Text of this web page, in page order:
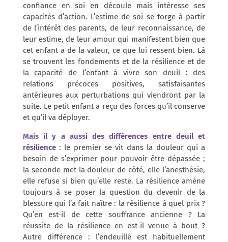
confiance en soi en découle mais intéresse ses
capacités d’action. L’estime de soi se forge à partir
de l’intérêt des parents, de leur reconnaissance, de
leur estime, de leur amour qui manifestent bien que
cet enfant a de la valeur, ce que lui ressent bien. Là
se trouvent les fondements et de la résilience et de
la capacité de l’enfant à vivre son deuil : des
relations précoces positives, satisfaisantes
antérieures aux perturbations qui viendront par la
suite. Le petit enfant a reçu des forces qu’il conserve
et qu’il va déployer.
Mais il y a aussi des différences entre deuil et
résilience: le premier se vit dans la douleur qui a
besoin de s’exprimer pour pouvoir être dépassée ;
la seconde met la douleur de côté, elle l’anesthésie,
elle refuse si bien qu’elle reste. La résilience amène
toujours à se poser la question du devenir de la
blessure qui l’a fait naître : la résilience à quel prix ?
Qu’en est-il de cette souffrance ancienne ? La
réussite de la résilience en est-il venue à bout ?
Autre différence : l’endeuillé est habituellement